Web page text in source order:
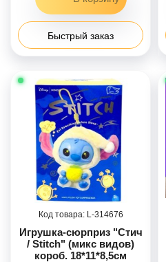
Быстрый заказ
314676
Игрушка-сюрприз "Стич
/ Stitch" (микс видов)
короб. 18*11*8,5см